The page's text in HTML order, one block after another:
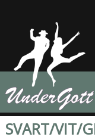
SVART/VIT/